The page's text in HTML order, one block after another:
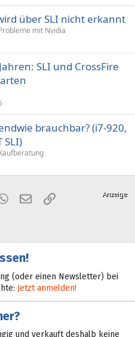
über SLI nicht erkannt
mit Nvidia
SLI und CrossFire
brauchbar? (i7-920,
SLI)
WhatsApp
E-MailLink
(oder einen Newsletter) bei
Jetzt anmelden!
und verkauft deshalb keine